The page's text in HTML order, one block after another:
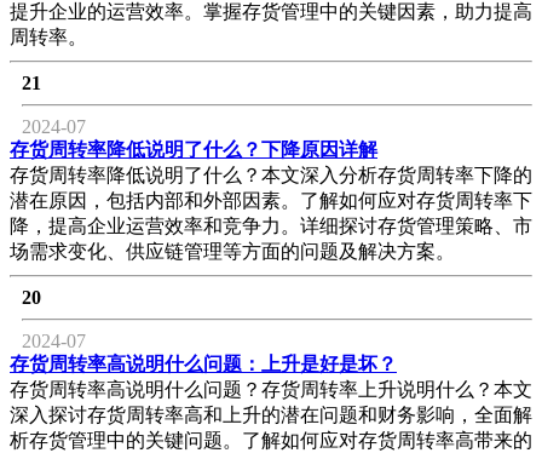
提升企业的运营效率。掌握存货管理中的关键因素，助力提高
周转率。
21
2024-07
存货周转率降低说明了什么？下降原因详解
存货周转率降低说明了什么？本文深入分析存货周转率下降的
潜在原因，包括内部和外部因素。了解如何应对存货周转率下
降，提高企业运营效率和竞争力。详细探讨存货管理策略、市
场需求变化、供应链管理等方面的问题及解决方案。
20
2024-07
存货周转率高说明什么问题：上升是好是坏？
存货周转率高说明什么问题？存货周转率上升说明什么？本文
深入探讨存货周转率高和上升的潜在问题和财务影响，全面解
析存货管理中的关键问题。了解如何应对存货周转率高带来的